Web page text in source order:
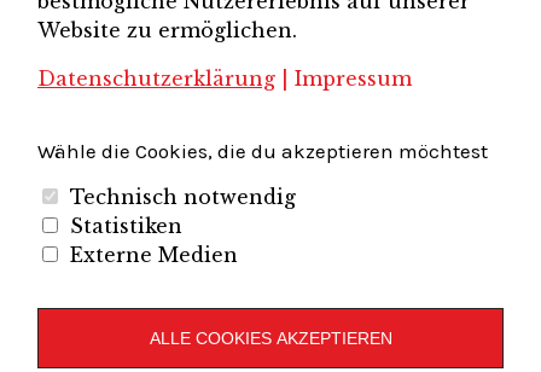
Unternehmerverband Sachsen e.V. Unternehmervereinigung Uckermark
Unternehmervereinigung Uckermark e.V.
Wirtschaftshof Spandau e.V. Volkswirtschaftlicher Dialog
Unternehmerverband Brandenburg-Berlin e.V.
Folgen Sie uns auf
Website zu ermöglichen.
Datenschutzerklärung
Impressum
Wähle die Cookies, die du akzeptieren möchtest
Technisch notwendig
Statistiken
Externe Medien
ALLE COOKIES AKZEPTIEREN